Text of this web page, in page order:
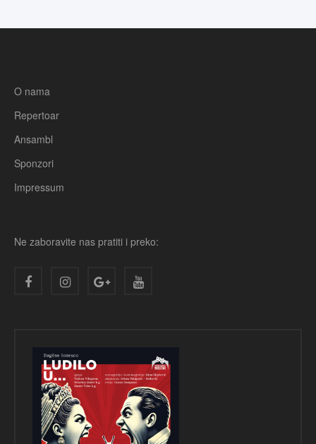
O nama
Repertoar
Ansambl
Sponzori
Impressum
Ne zaboravite nas pratiti i preko: